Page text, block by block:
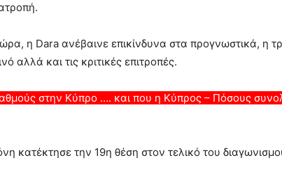
η Dara ανέβαινε επικίνδυνα στα προγνωστικά, η
αλλά και τις κριτικές επιτροπές.
στην Κύπρο …. και που η Κύπρος – Πόσους
κατέκτησε την 19η θέση στον τελικό του